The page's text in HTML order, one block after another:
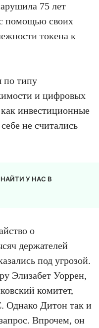
75 лет
помощью своих
токена к
по типу
и цифровых
как инвестиционные
не считались
У НАС В
о
держателей
под угрозой.
Элизабет Уоррен,
комитет,
Однако Дитон так и
Впрочем, он